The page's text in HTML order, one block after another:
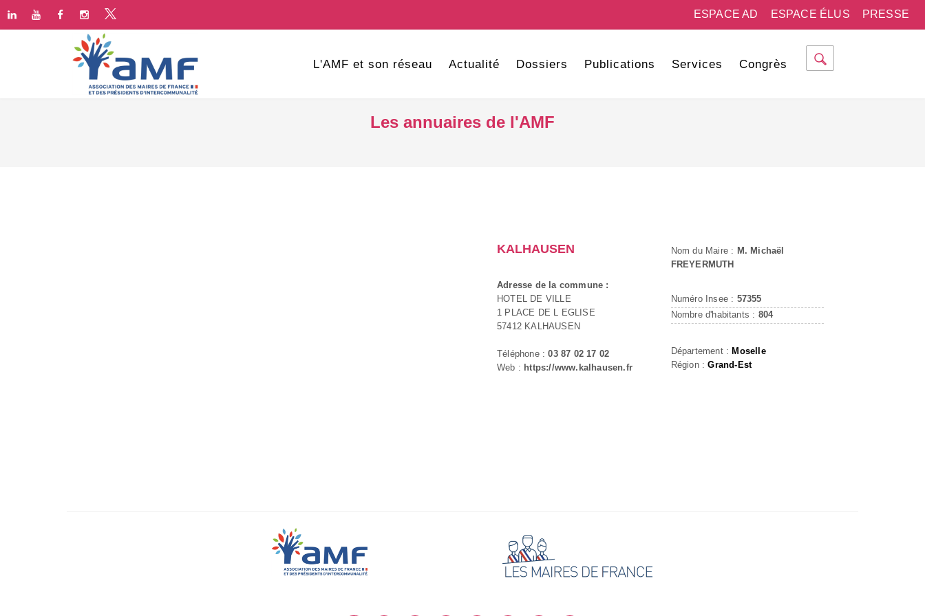
PRESSE
ESPACE ÉLUS
ESPACE AD
L'AMF et son réseau Actualité Dossiers Publications Services Congrès
Les annuaires de l'AMF
KALHAUSEN
Adresse de la commune :
HOTEL DE VILLE
1 PLACE DE L EGLISE
57412 KALHAUSEN
Téléphone :03 87 02 17 02
Web : https://www.kalhausen.fr
Nom du Maire : M. Michaël
FREYERMUTH
Numéro Insee : 57355
Nombre d'habitants : 804
Département : Moselle
Région :Grand-Est